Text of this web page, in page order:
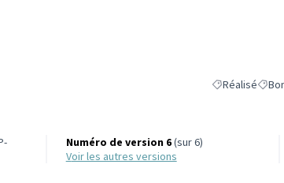
Filtrer les
Réalisé
Numéro de version 6(sur 6)
voir les autres versions